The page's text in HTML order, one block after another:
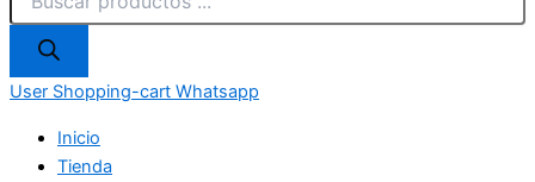
User Shopping-cart Whatsapp
Inicio
Tienda